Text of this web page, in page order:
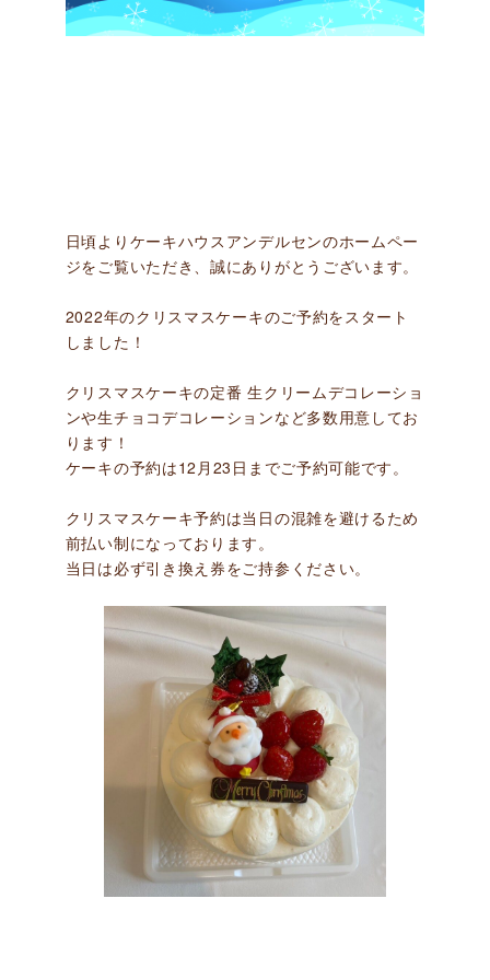
日頃よりケーキハウスアンデルセンのホームペー
ジをご覧いただき、誠にありがとうございます。
2022年のクリスマスケーキのご予約をスタート
しました！
クリスマスケーキの定番 生クリームデコレーショ
ンや生チョコデコレーションなど多数用意してお
ります！
ケーキの予約は12月23日までご予約可能です。
クリスマスケーキ予約は当日の混雑を避けるため
前払い制になっております。
当日は必ず引き換え券をご持参ください。